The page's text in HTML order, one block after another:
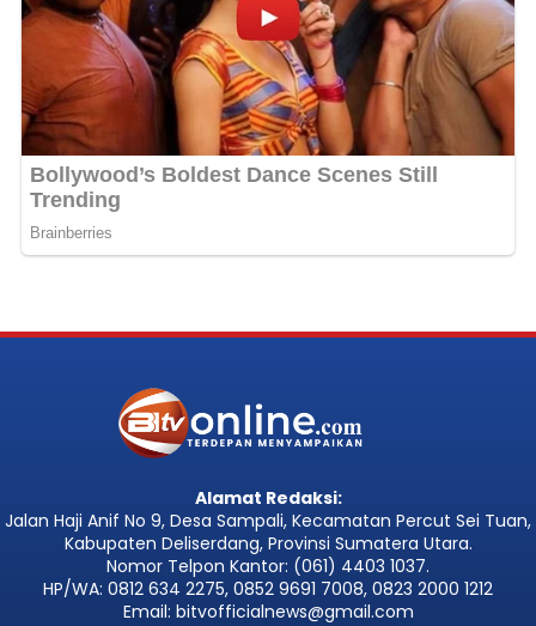
Alamat Redaksi:
Jalan Haji Anif No 9, Desa Sampali, Kecamatan Percut Sei Tuan,
Kabupaten Deliserdang, Provinsi Sumatera Utara.
Nomor Telpon Kantor: (061) 4403 1037.
HP/WA: 0812 634 2275, 0852 9691 7008, 0823 2000 1212
Email: bitvofficialnews@gmail.com